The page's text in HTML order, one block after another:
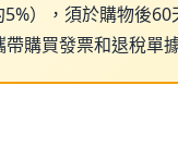
），須於購物後
購買發票和退稅單